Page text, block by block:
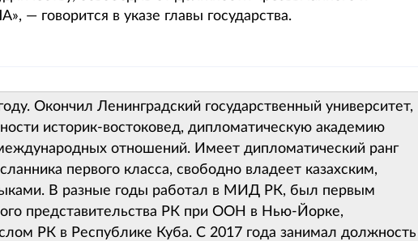
— говорится в указе главы государства.
Окончил Ленинградский государственный университет,
историк-востоковед, дипломатическую академию
отношений. Имеет дипломатический ранг
первого класса, свободно владеет казахским,
В разные годы работал в МИД РК, был первым
представительства РК при ООН в Нью-Йорке,
РК в Республике Куба. С 2017 года занимал должность